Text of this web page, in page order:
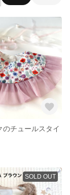
のチュールスタイ
SOLD OUT